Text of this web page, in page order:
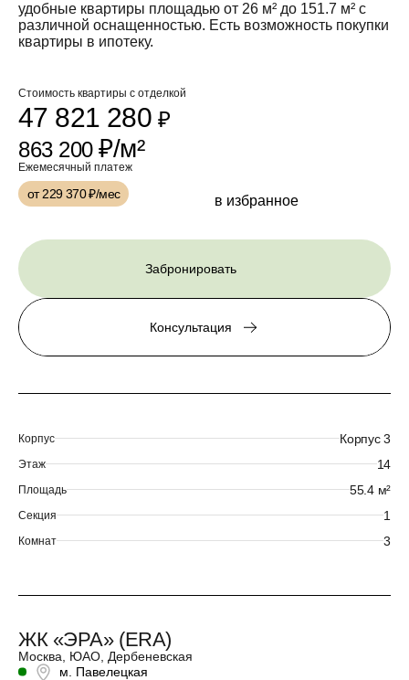
удобные квартиры площадью от 26 м² до 151.7 м² с
различной оснащенностью. Есть возможность покупки
квартиры в ипотеку.
Стоимость квартиры с отделкой
47 821 280₽
863 200₽/м²
Ежемесячный платеж
от 229 370₽/мес в избранное
Забронировать
Консультация
Корпус Корпус 3
Этаж 14
Площадь 55.4 м²
Секция 1
Комнат 3
ЖК «ЭРА» (ERA)
Москва, ЮАО, Дербеневская
м. Павелецкая